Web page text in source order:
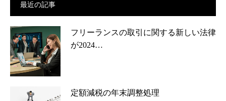
最近の記事
フリーランスの取引に関する新しい法律
が2024…
定額減税の年末調整処理